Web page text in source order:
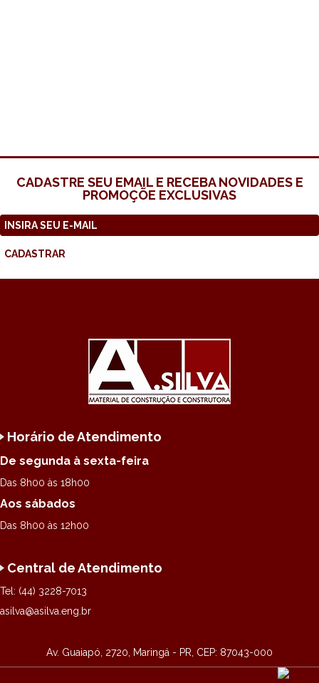
CADASTRE SEU EMAIL E RECEBA NOVIDADES E
PROMOÇÕE EXCLUSIVAS
CADASTRAR
Horário de Atendimento
De segunda à sexta-feira
Das 8h00 às 18h00
Aos sábados
Das 8h00 às 12h00
Central de Atendimento
Tel: (44) 3228-7013
asilva@asilva.eng.br
Av. Guaiapó, 2720, Maringá - PR, CEP: 87043-000